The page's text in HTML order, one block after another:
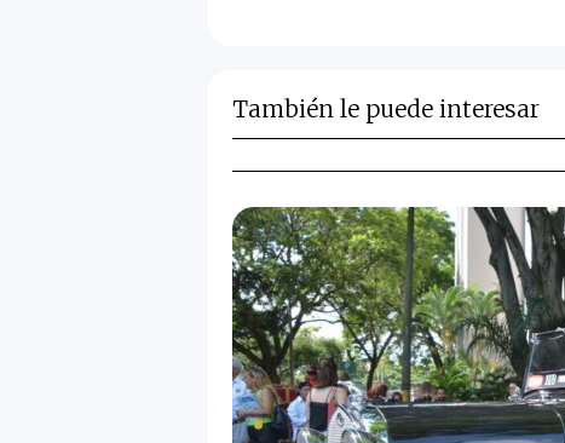
También le puede interesar